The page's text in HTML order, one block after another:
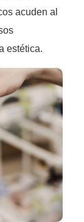
acuden al
estética.